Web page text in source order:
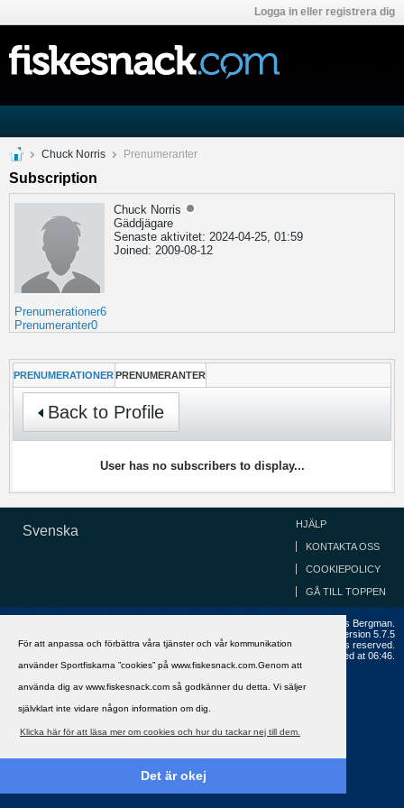
För att anpassa och förbättra våra tjänster och vår kommunikation
använder Sportfiskarna ”cookies” på www.fiskesnack.com.Genom att
använda dig av www.fiskesnack.com så godkänner du detta. Vi säljer
självklart inte vidare någon information om dig.
Klicka här för att läsa mer om cookies och hur du tackar nej till dem.
Det är okej
Logga in eller registrera dig
Chuck Norris Prenumeranter
Subscription
Chuck Norris
Gäddjägare
Senaste aktivitet: 2024-04-25, 01:59
Joined: 2009-08-12
Prenumerationer6
Prenumeranter0
PRENUMERATIONER PRENUMERANTER
Back to Profile
User has no subscribers to display...
Svenska HJÄLP
KONTAKTA OSS
COOKIEPOLICY
GÅ TILL TOPPEN
Copyright ©2002 - 2021, FiskeSnack.com. Grundad 2002 av Anders Bergman.
Version 5.7.5
Copyright © 2026 MH Sub I, LLC dba vBulletin. All rights reserved.
All times are GMT+1. This page was generated at 06:46.